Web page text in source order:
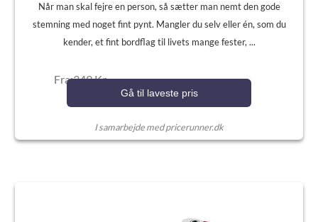
Når man skal fejre en person, så sætter man nemt den gode
stemning med noget fint pynt. Mangler du selv eller én, som du
kender, et fint bordflag til livets mange fester, ...
Fra:349 Kr.
Gå til laveste pris
I samarbejde med pricerunner.dk